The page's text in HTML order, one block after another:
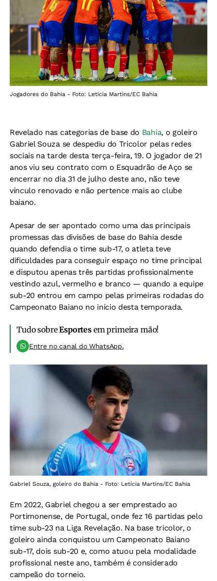
Jogadores do Bahia - Foto: Letícia Martins/EC Bahia
Revelado nas categorias de base do Bahia, o goleiro
Gabriel Souza se despediu do Tricolor pelas redes
sociais na tarde desta terça-feira, 19. O jogador de 21
anos viu seu contrato com o Esquadrão de Aço se
encerrar no dia 31 de julho deste ano, não teve
vínculo renovado e não pertence mais ao clube
baiano.
Apesar de ser apontado como uma das principais
promessas das divisões de base do Bahia desde
quando defendia o time sub-17, o atleta teve
dificuldades para conseguir espaço no time principal
e disputou apenas três partidas profissionalmente
vestindo azul, vermelho e branco — quando a equipe
sub-20 entrou em campo pelas primeiras rodadas do
Campeonato Baiano no início desta temporada.
Tudo sobreEsportesem primeira mão!
Entre no canal do WhatsApp.
Gabriel Souza, goleiro do Bahia - Foto: Letícia Martins/EC Bahia
Em 2022, Gabriel chegou a ser emprestado ao
Portimonense, de Portugal, onde fez 16 partidas pelo
time sub-23 na Liga Revelação. Na base tricolor, o
goleiro ainda conquistou um Campeonato Baiano
sub-17, dois sub-20 e, como atuou pela modalidade
profissional neste ano, também é considerado
campeão do torneio.